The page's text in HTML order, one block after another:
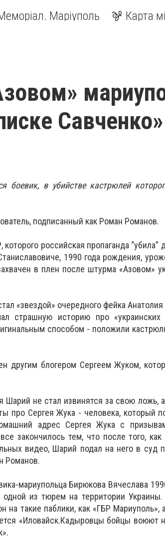
Маріуполь Карта
Савченко»
боевик, в убийстве кастрюлей
подписанный как Роман Романов.
российская пропаганда “убила”
1990 года рождения,
в плен после штурма «Азовом»
«звездой» очередного фейка
страшную историю про «украинских
способом - положили
другим блогером Сергеем Жуком,
Шарий не стал извинятся за свою ложь,
про Сергея Жука - человека, который
адрес Сергея Жука с
закончилось тем, что после того,
видео, Шарий подал на него в суд
Романов.
мариупольца Бирюкова Вячеслава
одной из тюрем на территории
на такие паблики, как «ГБР Мариуполь»,
«Иловайск.Кадыровцы бойцы воюют